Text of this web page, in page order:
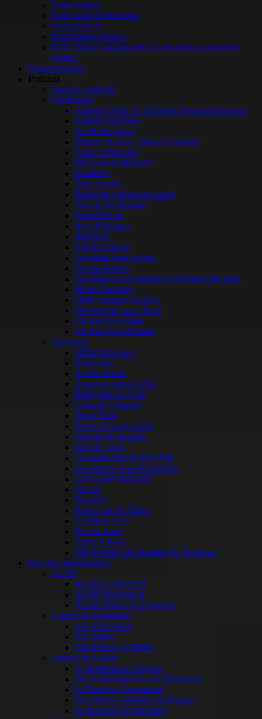
Notre équipe
Notre zone de réception
Nous Écouter
Qui Sommes Nous ?
RTV FM sur smartphones, tv, enceintes connectées,
voiture
Programmation
Podcasts
Tous les podcasts
Chroniques
Agenda Office de Tourisme Ventoux Provence
Agenda Vaucluse
Au fil des pages
Blason Un Jour / Blason Toujours
Conte et Raconte
Découverte Musicale
Echolibri
Educ Action
Energetix (chronique santé)
Faut qu’on en parle
Grand Ecran
Infos Pratiques
Interview
Joie de Culture
Les pieds dans le parc
Les racontottes
Les rendez vous emploi et formation du mois
Météo Vaucluse
Offre d’emploi du jour
Thé ou Café avec René
Un jour Un village
Un Lieu Une Histoire
Émissions
100% Pop Love
Actus d’oc
As Ben Parlat
Associativement vôtre
Bienvenue au Club
Coup de Chapeau
Disco Funk
Envie d’Entreprendre
Faut qu’on en parle
Jazz de coeur
Les après-midi d’ RTVFM
Les rendez vous d’écholibri
Live Santé Mutualité
On Air
Parasites
Retour sur les Tubes
So Music Live
Sur ma route
Spirit of Rock
Une Femme Un Homme Un Territoire
Ma radio pédagogique
ALSH
ALSH LAPALUD
ALSH Mormoiron
ALSH Pernes les Fontaines
Centres de formations
Airo Formation
Les chênes
CFAI Istres ( UIMM )
Centres de Loisirs
La Barthelasse Avignon
Les Amandiers (Aix en Provence)
La Denove (Carpentras)
Les Petites Canailles (Aubignan)
La Roseraie (Carpentras)